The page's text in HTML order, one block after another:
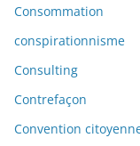
Consommation
conspirationnisme
Consulting
Contrefaçon
Convention